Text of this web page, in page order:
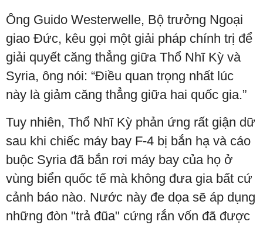
Ông Guido Westerwelle, Bộ trưởng Ngoại
giao Đức, kêu gọi một giải pháp chính trị để
giải quyết căng thẳng giữa Thổ Nhĩ Kỳ và
Syria, ông nói: “Điều quan trọng nhất lúc
này là giảm căng thẳng giữa hai quốc gia.”
Tuy nhiên, Thổ Nhĩ Kỳ phản ứng rất giận dữ
sau khi chiếc máy bay F-4 bị bắn hạ và cáo
buộc Syria đã bắn rơi máy bay của họ ở
vùng biển quốc tế mà không đưa gia bất cứ
cảnh báo nào. Nước này đe dọa sẽ áp dụng
những đòn "trả đũa" cứng rắn vốn đã được